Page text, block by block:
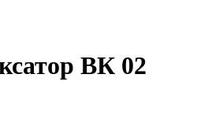
ВК 02